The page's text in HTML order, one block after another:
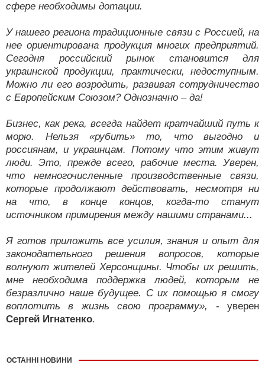
сфере необходимы дотации.
У нашего региона традиционные связи с Россией, на
нее ориентирована продукция многих предприятий.
Сегодня российский рынок становится для
украинской продукции, практически, недоступным.
Можно ли его возродить, развивая сотрудничество
с Европейским Союзом? Однозначно – да!
Бизнес, как река, всегда найдет кратчайший путь к
морю. Нельзя «рубить» то, что выгодно и
россиянам, и украинцам. Потому что этим живут
люди. Это, прежде всего, рабочие места. Уверен,
что немногочисленные производственные связи,
которые продолжают действовать, несмотря ни
на что, в конце концов, когда-то станут
источником примирения между нашими странами...
Я готов приложить все усилия, знания и опыт для
законодательного решения вопросов, которые
волнуют жителей Херсонщины. Чтобы их решить,
мне необходима поддержка людей, которым не
безразлично наше будущее. С их помощью я смогу
воплотить в жизнь свою программу»,
- уверен
Сергей Игнатенко.
ОСТАННІ НОВИНИ